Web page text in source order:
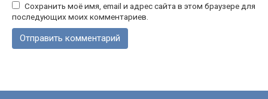
Сохранить моё имя, email и адрес сайта в этом браузере для
последующих моих комментариев.